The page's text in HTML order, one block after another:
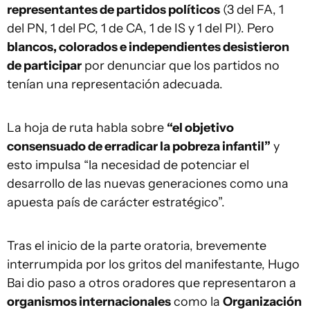
representantes de partidos políticos (3 del FA, 1
del PN, 1 del PC, 1 de CA, 1 de IS y 1 del PI). Pero
blancos, colorados e independientes desistieron
de participar por denunciar que los partidos no
tenían una representación adecuada.
La hoja de ruta habla sobre “el objetivo
consensuado de erradicar la pobreza infantil” y
esto impulsa “la necesidad de potenciar el
desarrollo de las nuevas generaciones como una
apuesta país de carácter estratégico”.
Tras el inicio de la parte oratoria, brevemente
interrumpida por los gritos del manifestante, Hugo
Bai dio paso a otros oradores que representaron a
organismos internacionalescomo la Organización